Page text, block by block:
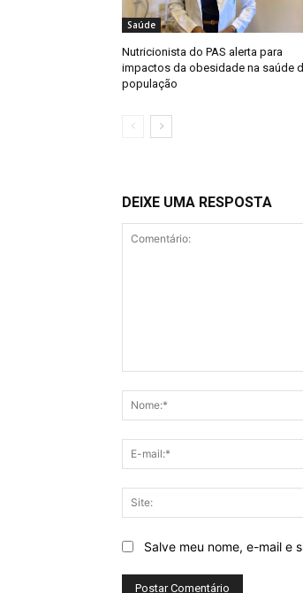
Saúde
Nutricionista do PAS alerta para
impactos da obesidade na saúde
população
DEIXE UMA RESPOSTA
Salve meu nome, e-mail e